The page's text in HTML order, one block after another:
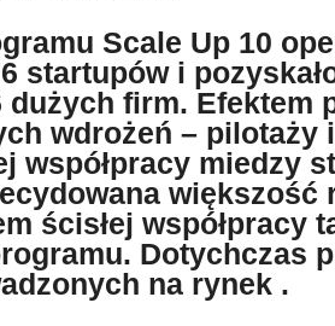
Scale Up 10
startupów i
dużych firm. Efektem
wdrożeń – pilotaży
współpracy miedzy
większość
ścisłej współpracy
Dotychczas
na rynek .